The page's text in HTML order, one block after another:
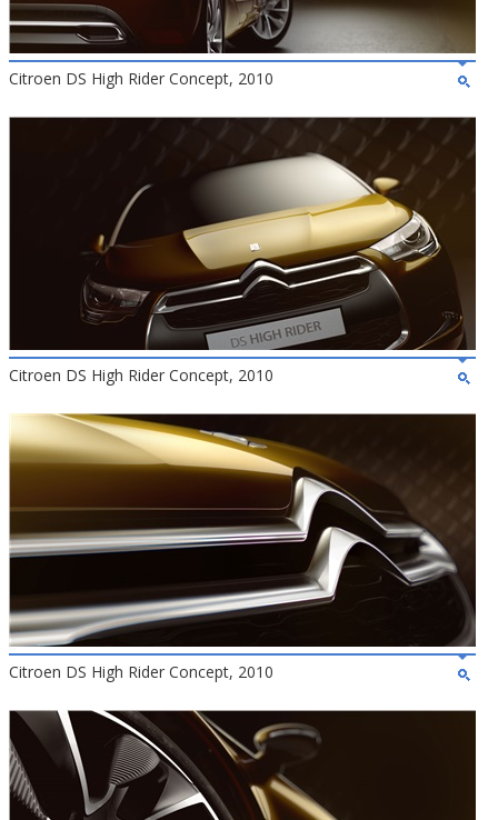
Citroen DS High Rider Concept, 2010
Citroen DS High Rider Concept, 2010
Citroen DS High Rider Concept, 2010